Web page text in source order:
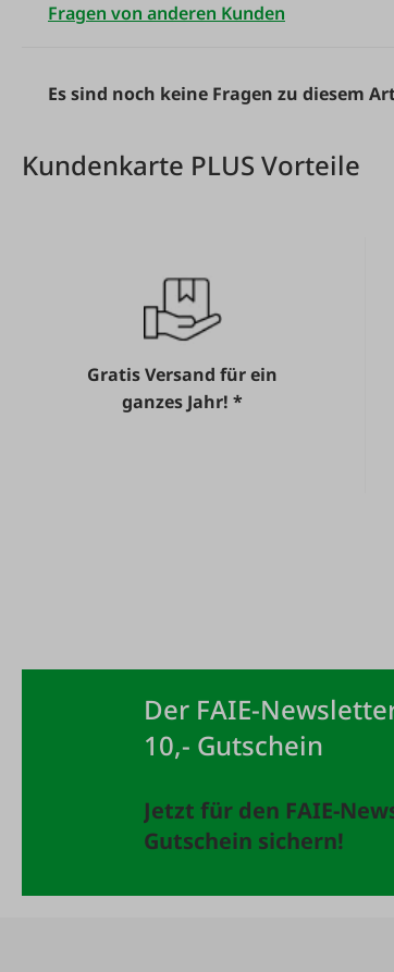
Fragen von anderen Kunden
Es sind noch keine Fragen zu diesem
Kundenkarte PLUS Vorteile
Gratis Versand für ein
ganzes Jahr! *
Der FAIE-
10,- Gutschein
Jetzt für den FAIE-
Gutschein sichern!